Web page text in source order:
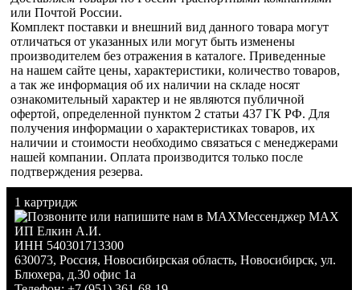
или Почтой России.
Комплект поставки и внешний вид данного товара могут
отличаться от указанных или могут быть изменены
производителем без отражения в каталоге. Приведенные
на нашем сайте цены, характеристики, количество товаров,
а так же информация об их наличии на складе носят
ознакомительный характер и не являются публичной
офертой, определенной пунктом 2 статьи 437 ГК РФ. Для
получения информации о характеристиках товаров, их
наличии и стоимости необходимо связаться с менеджерами
нашей компании. Оплата производится только после
подтверждения резерва.
1 картридж
Мессенджер MAX
ИП Елкин А.И.
ИНН 540301713300
630073, Россия, Новосибирская область, Новосибирск, ул.
Блюхера, д.30 офис 1а